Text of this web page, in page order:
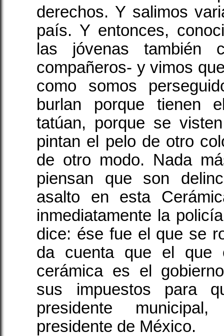
derechos. Y salimos
país. Y entonces,
las jóvenas también
compañeros- y vimos
como somos
burlan porque tienen
tatúan, porque se
pintan el pelo de otro
de otro modo. Nada
piensan que son
asalto en esta
inmediatamente la
dice: ése fue el que se
da cuenta que el que
cerámica es el
sus impuestos para
presidente
presidente de México.